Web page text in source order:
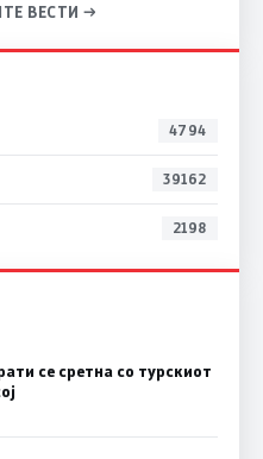
ВЕСТИ →
4794
39162
2198
се сретна со турскиот